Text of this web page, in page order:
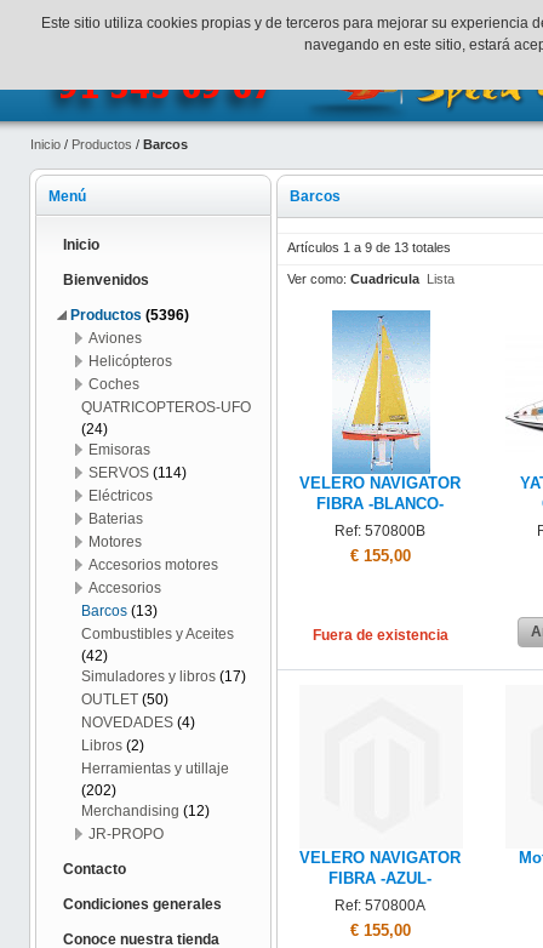
¡Bienvenidos a SpeedHobbys! Mi cuenta Finalizar
Inicio / Productos / Barcos
Barcos
Artículos 1 a 9 de 13 totales
Ver como: Cuadricula Lista
VELERO NAVIGATOR
FIBRA -BLANCO-
Ref: 570800B
€ 155,00
Fuera de existencia
VELERO NAVIGATOR
FIBRA -AZUL-
Ref: 570800A
€ 155,00
Menú
Inicio
Bienvenidos
Productos (5396)
Aviones
Helicópteros
Coches
QUATRICOPTEROS-UFO
(24)
Emisoras
SERVOS (114)
Eléctricos
Baterias
Motores
Accesorios motores
Accesorios
Barcos (13)
Combustibles y Aceites
(42)
Simuladores y libros (17)
OUTLET (50)
NOVEDADES (4)
Libros (2)
Herramientas y utillaje
(202)
Merchandising (12)
JR-PROPO
Contacto
Condiciones generales
Conoce nuestra tienda
Este sitio utiliza cookies propias y de terceros para mejorar su
navegando en este sitio, estará